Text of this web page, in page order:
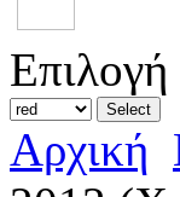
Αρχική